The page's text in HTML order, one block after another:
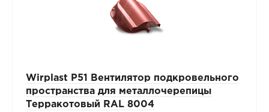
Wirplast P51 Вентилятор подкровельного
пространства для металлочерепицы
Терракотовый RAL 8004